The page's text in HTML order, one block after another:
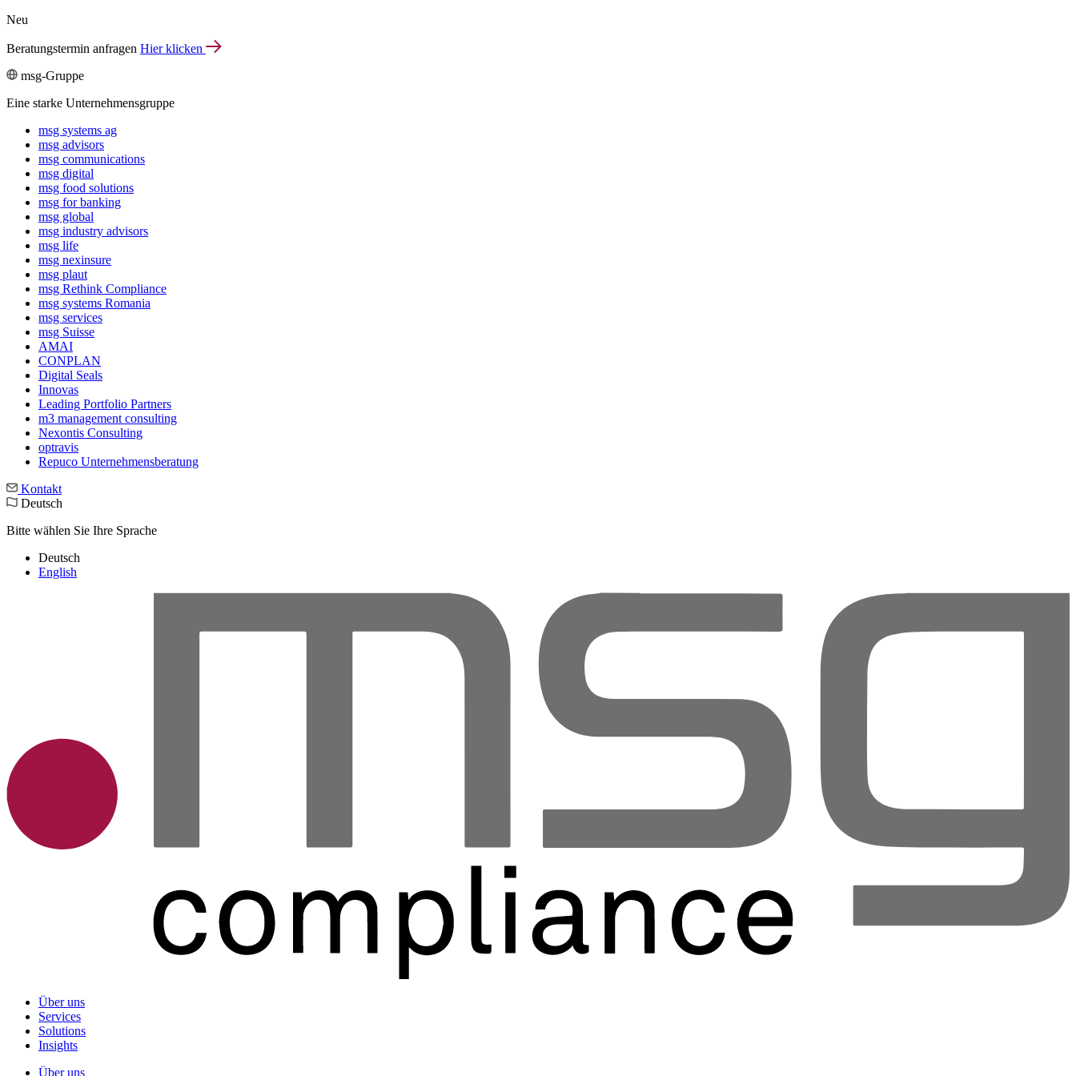
Neu
Beratungstermin anfragen Hier klicken
msg-Gruppe
Eine starke Unternehmensgruppe
msg systems ag
msg advisors
msg commu­ni­ca­tions
msg digital
msg food solutions
msg for banking
msg global
msg industry advisors
msg life
msg nexinsure
msg plaut
msg Rethink Compli­ance
msg systems Romania
msg services
msg Suisse
AMAI
CONPLAN
Digital Seals
Innovas
Leading Port­folio Partners
m3 manage­ment consul­ting
Nexontis Consulting
optravis
Repuco Unternehmensberatung
Kontakt
Deutsch
Bitte wählen Sie Ihre Sprache
Deutsch
English
Über uns
Services
Solutions
Insights
Über uns